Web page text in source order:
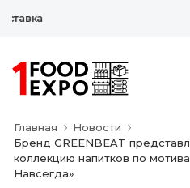
Главная
Новости
Бренд GREENBEAT
коллекцию напитков по
Навсегда»